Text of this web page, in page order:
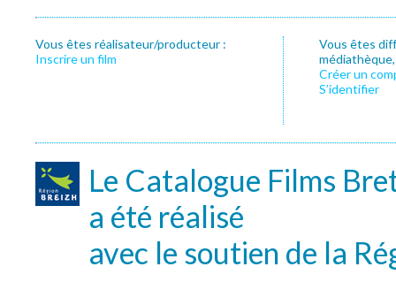
Vous êtes réalisateur/producteur :
Inscrire un film
Vous êtes
Créer un
S’identifier
Le Catalogue Films
a été réalisé
avec le soutien de la